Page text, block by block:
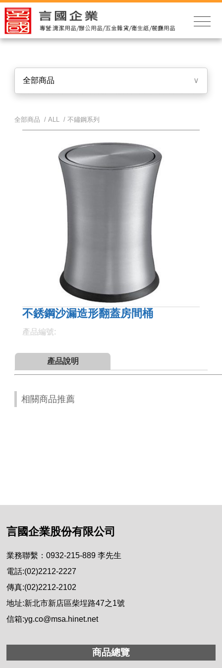
全部商品 ∨
全部商品 /ALL /不鏽鋼系列
不銹鋼沙漏造形翻蓋房間桶
產品編號:
產品說明
相關商品推薦
言國企業股份有限公司
業務聯繫：0932-215-889 李先生
電話:(02)2212-2227
傳真:(02)2212-2102
地址:新北市新店區柴埕路47之1號
信箱:yg.co@msa.hinet.net
商品總覽